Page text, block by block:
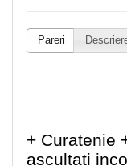
Pareri
+ Curatenie
ascultati